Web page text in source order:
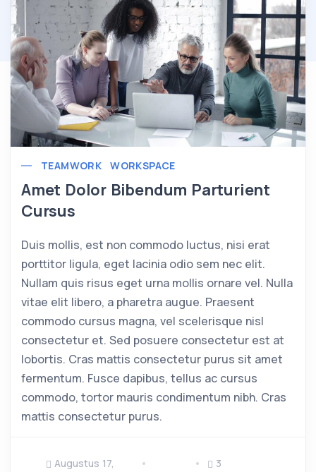
TEAMWORK WORKSPACE
Amet Dolor Bibendum Parturient
Cursus
Duis mollis, est non commodo luctus, nisi erat
porttitor ligula, eget lacinia odio sem nec elit.
Nullam quis risus eget urna mollis ornare vel. Nulla
vitae elit libero, a pharetra augue. Praesent
commodo cursus magna, vel scelerisque nisl
consectetur et. Sed posuere consectetur est at
lobortis. Cras mattis consectetur purus sit amet
fermentum. Fusce dapibus, tellus ac cursus
commodo, tortor mauris condimentum nibh. Cras
mattis consectetur purus.
Augustus 17,
3